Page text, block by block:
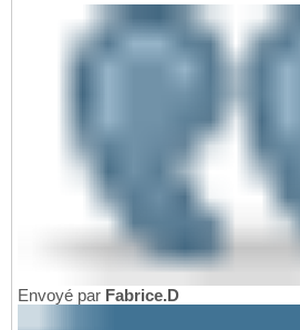
Envoyé par Fabrice.D